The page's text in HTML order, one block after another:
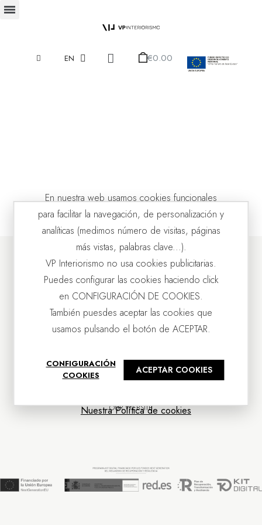
EN €0.00
OUR COMPANY
CUSTOMER SERVICE
OUR WEBSITE
En nuestra web usamos cookies funcionales
para facilitar la navegación, de personalización y
analíticas (medimos número de visitas, páginas
más vistas, palabras clave...).
VP Interiorismo no usa cookies publicitarias.
Puedes configurar las cookies haciendo click
en CONFIGURACIÓN DE COOKIES.
También puesdes aceptar las cookies que
usamos pulsando el botón de ACEPTAR.
CONFIGURACIÓN
COOKIES
ACEPTAR COOKIES
Nuestra Política de cookies